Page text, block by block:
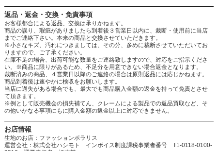
返品・返金・交換・免責事項
お客様都合による返品、交換は承りかねます。
商品の誤り、瑕疵がありましたら到着後３営業日以内に、裁断・使用前に当店
までご連絡下さい。本来の商品と交換させていただきます。
※小さなキズ、汚れにつきましては、その分、多めに裁断させていただいてお
りますので、ご了承ください。
在庫不足の場合、出荷可能な数量をご連絡致しますので、対応をご指示くださ
い。※商品に限りがあるため、不足分を用意できない場合返金となります。
裁断済みの商品、４営業日以降のご連絡の場合は原則返品には応じかねます。
商品到着後は速やかに検収をお願いします。
当店に過失がある場合でも、最大でも商品購入金額の返金を持って免責とさせ
て頂きます。
※例として販売機会の損失補てん、クレームによる製品での返品買取など、そ
の他いかなる事項にもに購入金額の返金以上に対応できません。
お店情報
生地のお店：ファッションポラリス
運営会社：株式会社ハシモト インボイス制度課税事業者番号 T1-0118-0100-